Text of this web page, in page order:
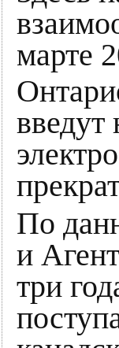
марте
введут
По
и
три